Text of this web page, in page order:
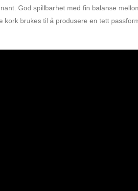
God spillbarhet med fin balanse
kork brukes til å produsere en tett